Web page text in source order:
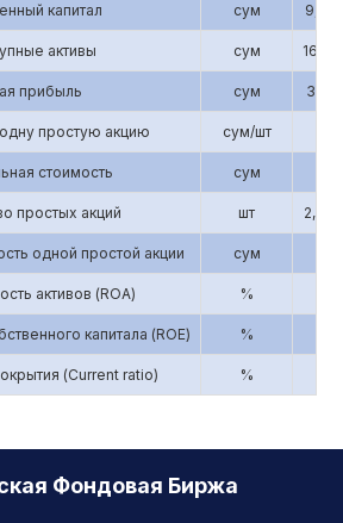
капитал сум
активы сум
прибыль сум
простую акцию сум/шт
стоимость сум
простых акций шт
одной простой акции сум
активов (ROA) %
капитала (ROE) %
(Current ratio) %
Фондовая Биржа